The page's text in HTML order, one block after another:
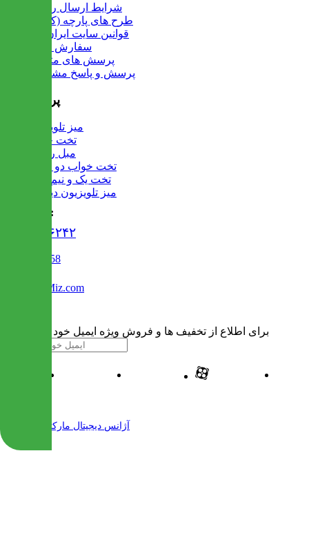
شرایط ارسال رایگان
طرح های پارچه (کالیته)
قوانین سایت ایران میز
سفارش عمده
پرسش های متداول
پرسش و پاسخ مشتریان
پرفروش ها
میز تلویزیون
تخت خواب
مبل راحتی
تخت خواب دو طبقه
تخت یک و نیم نفره
میز تلویزیون دیواری
تماس با ما :
۰۲۱۹۱۳۰۶۲۴۲
02122509458
Info@IranMiz.com
برای اطلاع از تخفیف ها و فروش ویژه ایمیل خود را وارد کنید
آژانس دیجیتال مارکتینگ مهرنت